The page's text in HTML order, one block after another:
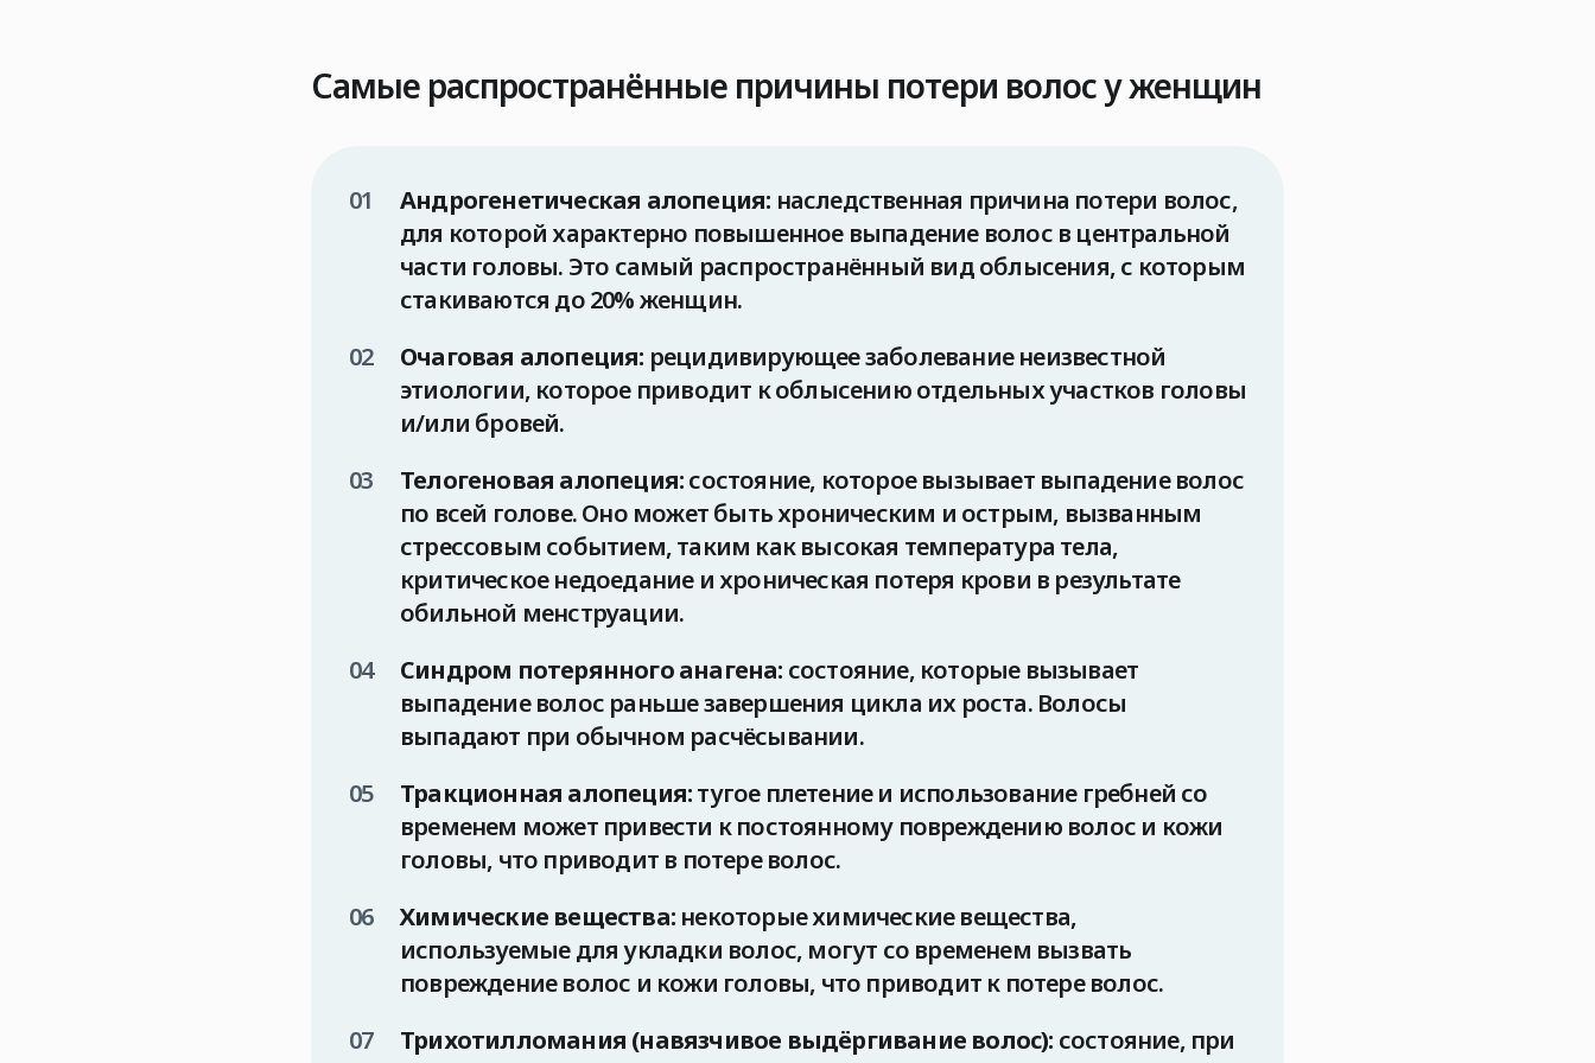
Самые распространённые причины потери волос у женщин
Андрогенетическая алопеция: наследственная причина потери волос,
для которой характерно повышенное выпадение волос в центральной
части головы. Это самый распространённый вид облысения, с которым
стакиваются до 20% женщин.
Очаговая алопеция: рецидивирующее заболевание неизвестной
этиологии, которое приводит к облысению отдельных участков головы
и/или бровей.
Телогеновая алопеция:состояние, которое вызывает выпадение волос
по всей голове. Оно может быть хроническим и острым, вызванным
стрессовым событием, таким как высокая температура тела,
критическое недоедание и хроническая потеря крови в результате
обильной менструации.
Синдром потерянного анагена: состояние, которые вызывает
выпадение волос раньше завершения цикла их роста. Волосы
выпадают при обычном расчёсывании.
Тракционная алопеция:тугое плетение и использование гребней со
временем может привести к постоянному повреждению волос и кожи
головы, что приводит в потере волос.
Химические вещества: некоторые химические вещества,
используемые для укладки волос, могут со временем вызвать
повреждение волос и кожи головы, что приводит к потере волос.
Трихотилломания (навязчивое выдёргивание волос): состояние, при